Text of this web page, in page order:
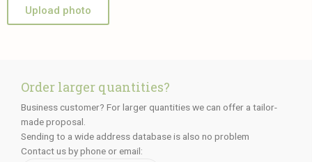
Upload photo
Order larger quantities?
Business customer? For larger quantities we can offer a tailor-
made proposal.
Sending to a wide address database is also no problem
Contact us by phone or email: